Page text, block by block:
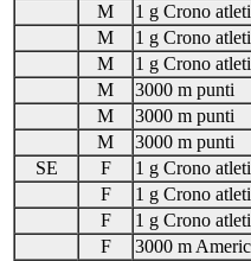
M
1 g Crono
M
1 g Crono
M
1 g Crono
M
3000 m punti
M
3000 m punti
M
3000 m punti
SE
F 1 g Crono
F
1 g Crono
F
1 g Crono
F
3000 m